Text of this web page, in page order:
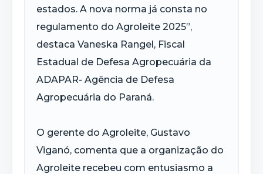
estados. A nova norma já consta no
regulamento do Agroleite 2025”,
destaca Vaneska Rangel, Fiscal
Estadual de Defesa Agropecuária da
ADAPAR- Agência de Defesa
Agropecuária do Paraná.
O gerente do Agroleite, Gustavo
Viganó, comenta que a organização do
Agroleite recebeu com entusiasmo a